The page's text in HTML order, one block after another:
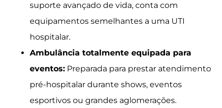
suporte avançado de vida, conta com
equipamentos semelhantes a uma UTI
hospitalar.
Ambulância totalmente equipada para
eventos: Preparada para prestar atendimento
pré-hospitalar durante shows, eventos
esportivos ou grandes aglomerações.